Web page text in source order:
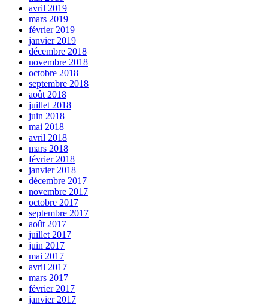
avril 2019
mars 2019
février 2019
janvier 2019
décembre 2018
novembre 2018
octobre 2018
septembre 2018
août 2018
juillet 2018
juin 2018
mai 2018
avril 2018
mars 2018
février 2018
janvier 2018
décembre 2017
novembre 2017
octobre 2017
septembre 2017
août 2017
juillet 2017
juin 2017
mai 2017
avril 2017
mars 2017
février 2017
janvier 2017